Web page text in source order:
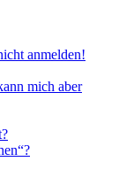
anmelden!
mich aber